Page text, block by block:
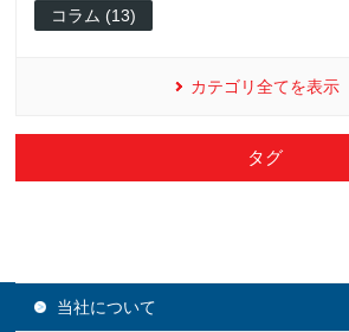
コラム (13)
カテゴリ全てを表示
タグ
当社について